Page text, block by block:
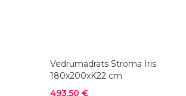
Vedrumadrats Stroma Iris
180x200xK22 cm
Soodushind
493,50 €